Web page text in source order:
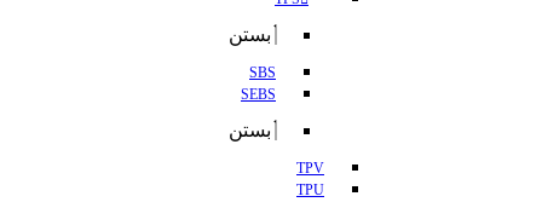
بستن
SBS
SEBS
بستن
TPV
TPU